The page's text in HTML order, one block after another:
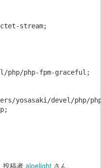
stream;
php/php-fpm-graceful;
yosasaki/devel/php/
、投稿者 aloelight さん